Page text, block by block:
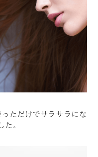
ただけでサラサラにな
た。